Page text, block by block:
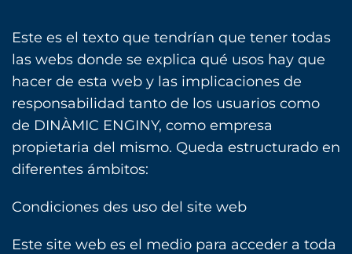
Este es el texto que tendrían que tener todas
las webs donde se explica qué usos hay que
hacer de esta web y las implicaciones de
responsabilidad tanto de los usuarios como
de DINÀMIC ENGINY, como empresa
propietaria del mismo. Queda estructurado en
diferentes ámbitos:
Condiciones des uso del site web
Este site web es el medio para acceder a toda